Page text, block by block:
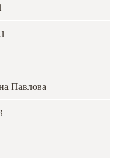
Павлова